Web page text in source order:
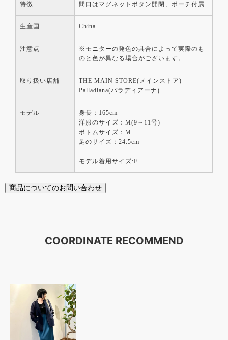
特徴 間口はマグネットボタン開閉、ポーチ付属
生産国 China
注意点
※モニターの発色の具合によって実際のも
のと色が異なる場合がございます。
取り扱い店舗
THE MAIN STORE(メインストア)
Palladiana(パラディアーナ)
モデル
身長：165cm
洋服のサイズ：M(9～11号)
ボトムサイズ：M
足のサイズ：24.5cm
モデル着用サイズ:F
商品についてのお問い合わせ
COORDINATE RECOMMEND